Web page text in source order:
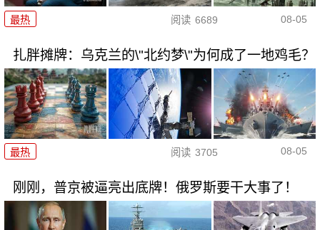
最热 阅读 6689 08-05
扎胖摊牌：乌克兰的\"北约梦\"为何成了一地鸡毛？
最热 阅读 3705 08-05
刚刚，普京被逼亮出底牌！俄罗斯要干大事了！